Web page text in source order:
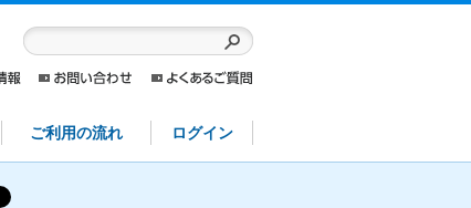
ご利用の流れ ログイン